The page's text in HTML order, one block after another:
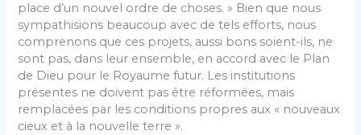
place d’un nouvel ordre de choses. » Bien que nous
sympathisions beaucoup avec de tels efforts, nous
comprenons que ces projets, aussi bons soient-ils, ne
sont pas, dans leur ensemble, en accord avec le Plan
de Dieu pour le Royaume futur. Les institutions
présentes ne doivent pas être réformées, mais
remplacées par les conditions propres aux « nouveaux
cieux et à la nouvelle terre ».